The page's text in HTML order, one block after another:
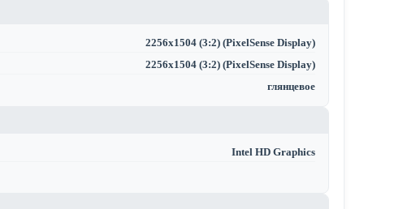
2256x1504 (3:2) (PixelSense Display)
2256x1504 (3:2) (PixelSense Display)
глянцевое
Intel HD Graphics